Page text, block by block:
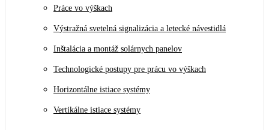
Práce vo výškach
Výstražná svetelná signalizácia a letecké návestidlá
Inštalácia a montáž solárnych panelov
Technologické postupy pre prácu vo výškach
Horizontálne istiace systémy
Vertikálne istiace systémy